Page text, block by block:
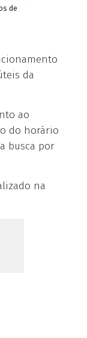
de
da
ao
do horário
busca por
na